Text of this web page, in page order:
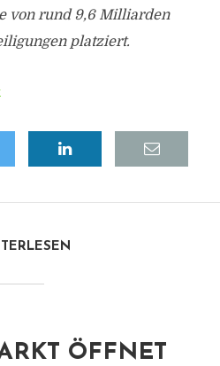
von rund 9,6 Milliarden
platziert.
ÖFFNET